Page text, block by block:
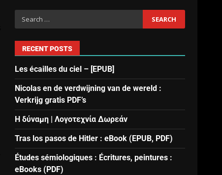
RECENT POSTS
Les écailles du ciel – [EPUB]
Nicolas en de verdwijning van de wereld :
Verkrijg gratis PDF’s
Η δύναμη | Λογοτεχνία Δωρεάν
Tras los pasos de Hitler : eBook (EPUB, PDF)
Études sémiologiques : Écritures, peintures :
eBooks (PDF)